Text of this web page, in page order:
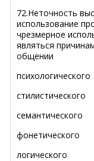
72.Неточность
использование
чрезмерное
являться
общении
психологического
стилистического
семантического
фонетического
логического